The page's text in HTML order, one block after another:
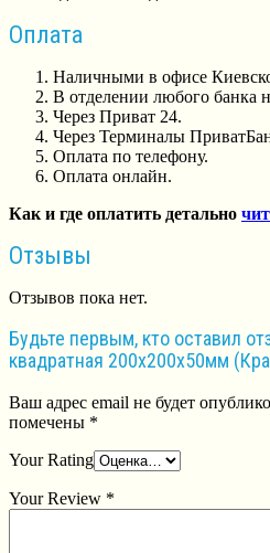
Оплата
Наличными в офисе
В отделении любого банка
Через Приват 24.
Через Терминалы
Оплата по телефону.
Оплата онлайн.
Как и где оплатить детально
Отзывы
Отзывов пока нет.
Будьте первым, кто оставил
квадратная 200х200х50мм
Ваш адрес email не будет
помечены *
Your Rating
Your Review *